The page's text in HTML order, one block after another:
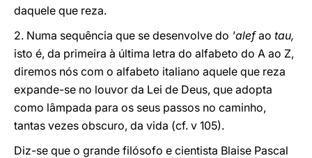
daquele que reza.
2. Numa sequência que se desenvolve do 'alefao tau,
isto é, da primeira à última letra do alfabeto do A ao Z,
diremos nós com o alfabeto italiano aquele que reza
expande-se no louvor da Lei de Deus, que adopta
como lâmpada para os seus passos no caminho,
tantas vezes obscuro, da vida (cf. v 105).
Diz-se que o grande filósofo e cientista Blaise Pascal